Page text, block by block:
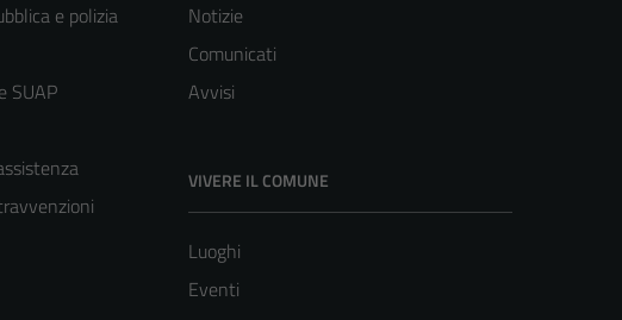
e polizia
SUAP
Notizie
Comunicati
Avvisi
VIVERE IL COMUNE
Luoghi
Eventi